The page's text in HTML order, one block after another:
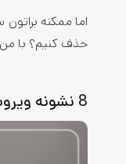
اما ممکنه
حذف کنیم؟ با
8 نشونه ویروسی شدن گوشی هوشمند